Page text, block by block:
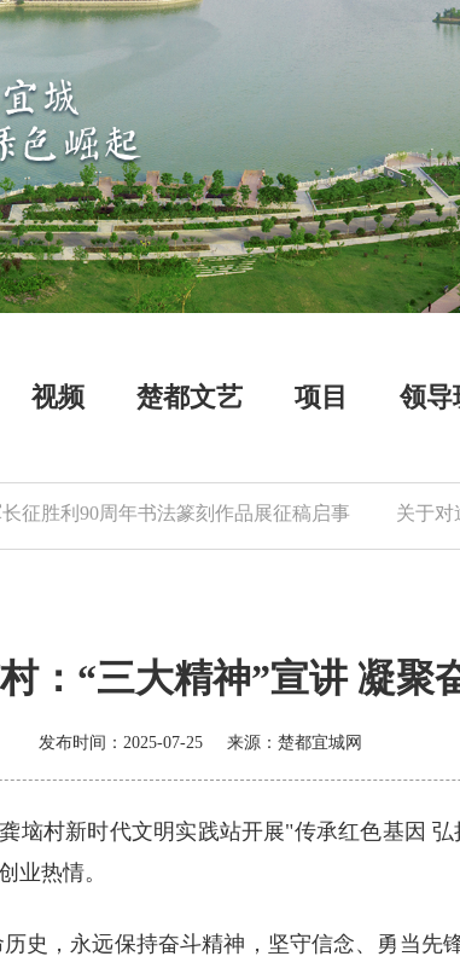
视频 楚都文艺 项目 领导
胜利90周年书法篆刻作品展征稿启事 关于对
：“三大精神”宣讲 凝聚
发布时间：2025-07-25 来源： 楚都宜城网
垴村新时代文明实践站开展"传承红色基因
业热情。
史，永远保持奋斗精神，坚守信念、勇当先